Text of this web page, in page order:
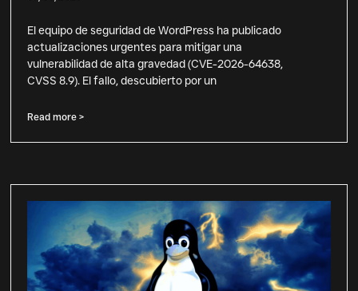
El equipo de seguridad de WordPress ha publicado
actualizaciones urgentes para mitigar una
vulnerabilidad de alta gravedad (CVE-2026-64638,
CVSS 8.9). El fallo, descubierto por un
Read more >